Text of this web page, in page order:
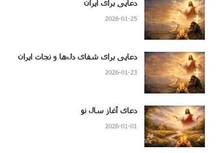
دعایی برای ایران
2026-01-25
دعایی برای شفای دل‌ها و نجات ایران
2026-01-23
دعای آغاز سال نو
2026-01-01